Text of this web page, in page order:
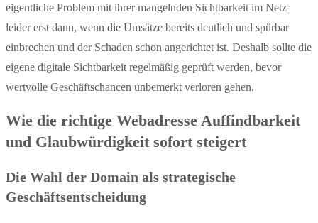
eigentliche Problem mit ihrer mangelnden Sichtbarkeit im Netz
leider erst dann, wenn die Umsätze bereits deutlich und spürbar
einbrechen und der Schaden schon angerichtet ist. Deshalb sollte die
eigene digitale Sichtbarkeit regelmäßig geprüft werden, bevor
wertvolle Geschäftschancen unbemerkt verloren gehen.
Wie die richtige Webadresse Auffindbarkeit
und Glaubwürdigkeit sofort steigert
Die Wahl der Domain als strategische
Geschäftsentscheidung